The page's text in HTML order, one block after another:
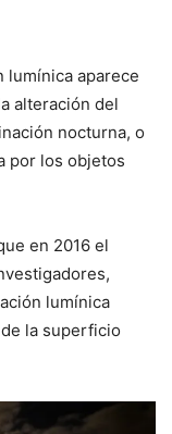
lumínica aparece
alteración del
nocturna, o
por los objetos
en 2016 el
lumínica
la superficio